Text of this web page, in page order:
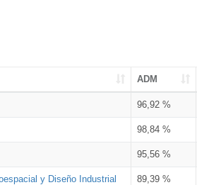
ADM
96,92 %
98,84 %
95,56 %
y Diseño Industrial 89,39 %